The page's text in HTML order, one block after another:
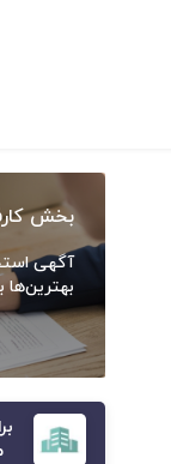
بخش
آگهی
بهترین‌ها